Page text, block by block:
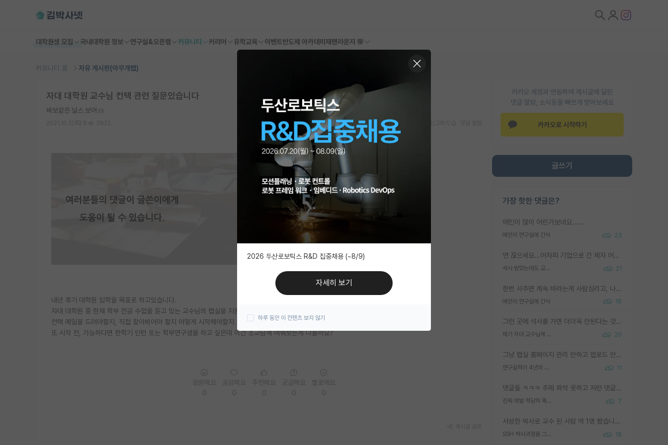
대학원생 모집 국내대학원 정보 연구실&오픈랩 커뮤니티 커리어 유학교육 이벤트반도체 아카데미 재팬라운지 🌸
커뮤니티 홈 자유 게시판(아무개랩)
카카오 계정과 연동하여 게시글에 달린
댓글 알람, 소식등을 빠르게 받아보세요
카카오로 시작하기
글쓰기
가장 핫한 댓글은?
애인이 많이 어린가보네요......
애인이 연구실에 간식 23
연 끊으세요...어차피 기업으로 간 제자 어떻게 못합니다. 기업에서는 교수들 사기꾼으로 보는 시선도 강하고, 앞에서나 교수님하고 떠받들어주지 많이 무시합니다. 영향력도 0에 수렴합니다. 그리고 생각해보십시오. 석사로 기업간 제자가 무슨 힘이 있다고 과제를 달라고 합니까? 말만 교수지 무능력자라고 생각합니다. 세금이 아깝습니다.
석사 받았는데도 교수랑 연락한다. 21
한번 사주면 계속 바라는게 사람심리고, 나중에 안사주면 말이 나옵니다. 그리고 작성자분 커플이 한번 그런 행동을 하면, 선례로 남아 이상하게도 문화로 자리잡을수도 있습니다. 애꿎은 다른 학생들은 생각도 안했는데, 간식을 사가야하는 피해를 볼 수 있습니다. 다 경험에서 우러나온 댓글입니다... 제발 이상한 선례를 만들지 마세요.
애인이 연구실에 간식 16
그런 곳에 석사를 가면 더더욱 안된다는 것을 깨달으시면 된겁니다!
제가 자대 교수님께 무례하게 행동한 걸까요? 20
그냥 랩실 홈페이지 관리 안하고 업로드 안한거 아님?
연구실적이 4년의 공백이 있는거 어떻게 생각하냐 11
댓글들 ㅋㅋㅋ 주제 파악 못하고 저런 댓글들을 쓰네. 조직에 인간이 얼마나 중요한데 걱정될 수도 있지 ㅋㅋ 본인들은 퍽이나 잘하나봐 ? 현실은 남들한테 욕 안 먹는 1인분만 하는 것도 힘들텐데 ?
진짜 제발 적당히 똑똑한 박사과정이라도 위에 있었으면.. 7
서성한 박사로 교수 된 사람 딱 1명 봤습니다. 근데 지방대 박사로 교수된 거는 기적이 일어나야되요. 서성한 학부부터여도 빡센게 교수임용일텐데 지방대박사로 무슨 교수가 되나요...... 중소기업/중견기업 팀장급/연구소장급이나 될거 같네요.
SSH 박사과정을 그만두고 지방대 박사로 옮기면 교수의 꿈은 끝일까요? 18
자대 대학원 교수님 컨택 관련 질문있습니다
바보같은 닐스 보어
내년 후기 대학원 입학을 목표로 하고있습니다.
자대 대학원 중 현재 학부 전공 수업을 듣고 있는 교수님의 랩실을 지원하고싶습니다.
컨택 메일을 드려야할지, 직접 찾아뵈어야 할지 어떻게 시작해야할지 모르겠습니다. 뭐라고 말씀을 드려야할지 모르겠네요
또 시작 전, 가능하다면 한학기 인턴 또는 학부연구생을 하고 싶은데 이건 조교님께 여쭤보는게 나을까요?
2026 두산로보틱스 R&D 집중채용 (~8/9)
자세히 보기
하루 동안 이 컨텐츠 보지 않기